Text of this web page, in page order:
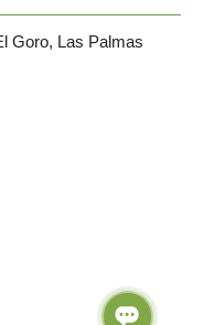
Goro, Las Palmas